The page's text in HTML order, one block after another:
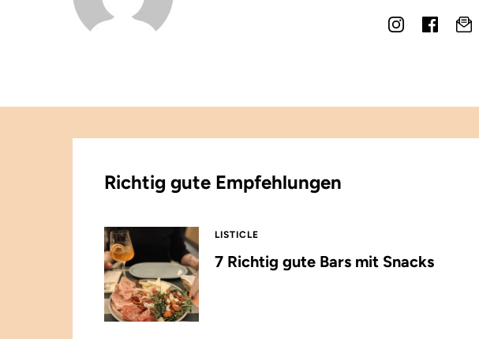
Richtig gute Empfehlungen
LISTICLE
7 Richtig gute Bars mit Snacks